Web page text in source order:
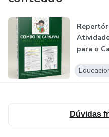
para o
Dúvidas